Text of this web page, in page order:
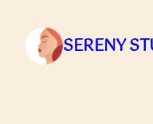
Inhalt
springen
SERENY